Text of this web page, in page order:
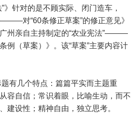
》针对的是不顾实际、闭门造车，
———对“60条修正草案”的修正意见》
州亲自主持制定的“农业宪法”———
例（草案）》。该“草案”主要内容计
有几个特点：篇篇平实而主题重
容自信；常识着眼，比喻生动，而不
建设性；精神自由，独立思考。